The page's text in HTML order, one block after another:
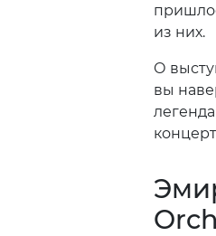
из них.
О
вы